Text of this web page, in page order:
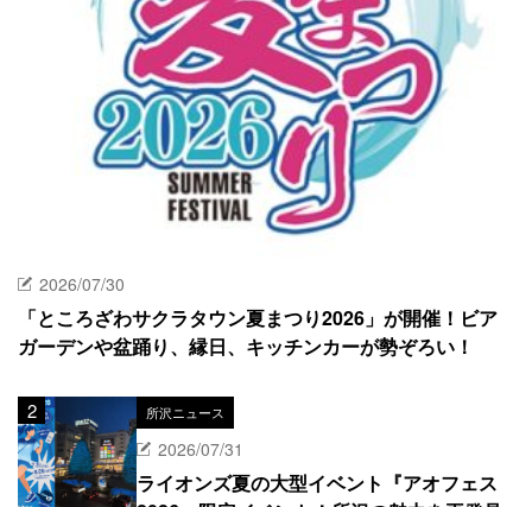
2026/07/30
「ところざわサクラタウン夏まつり2026」が開催！ビア
ガーデンや盆踊り、縁日、キッチンカーが勢ぞろい！
所沢ニュース
2026/07/31
ライオンズ夏の大型イベント『アオフェス